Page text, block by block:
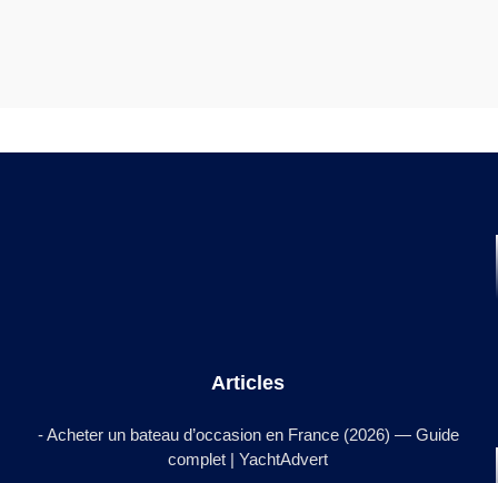
Articles
- Acheter un bateau d’occasion en France (2026) — Guide
complet | YachtAdvert